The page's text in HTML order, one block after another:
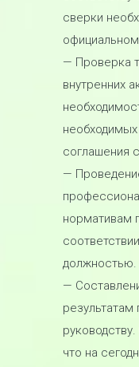
сверки
— Проверка
внутренних
соглашения
—
нормативам
должностью.
—
что на